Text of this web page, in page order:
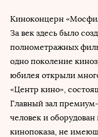
Киноконцерн
За век здесь было
полнометражных
одно поколение
юбилея открыли
«Центр кино»,
Главный зал
человек и
кинопоказа, не